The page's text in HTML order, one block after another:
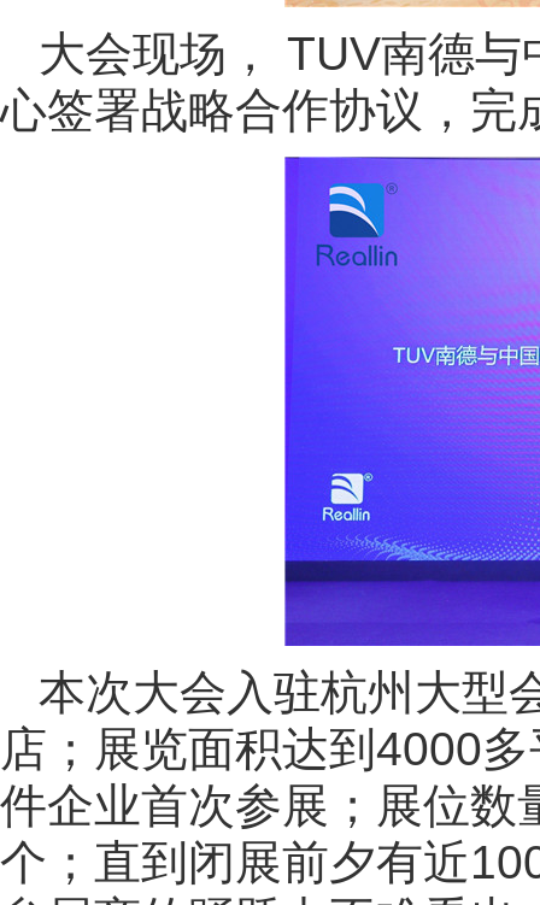
大会现场， TUV南德
心签署战略合作协议，完
本次大会入驻杭州大
店；展览面积达到4000
件企业首次参展；展位
个；直到闭展前夕有近